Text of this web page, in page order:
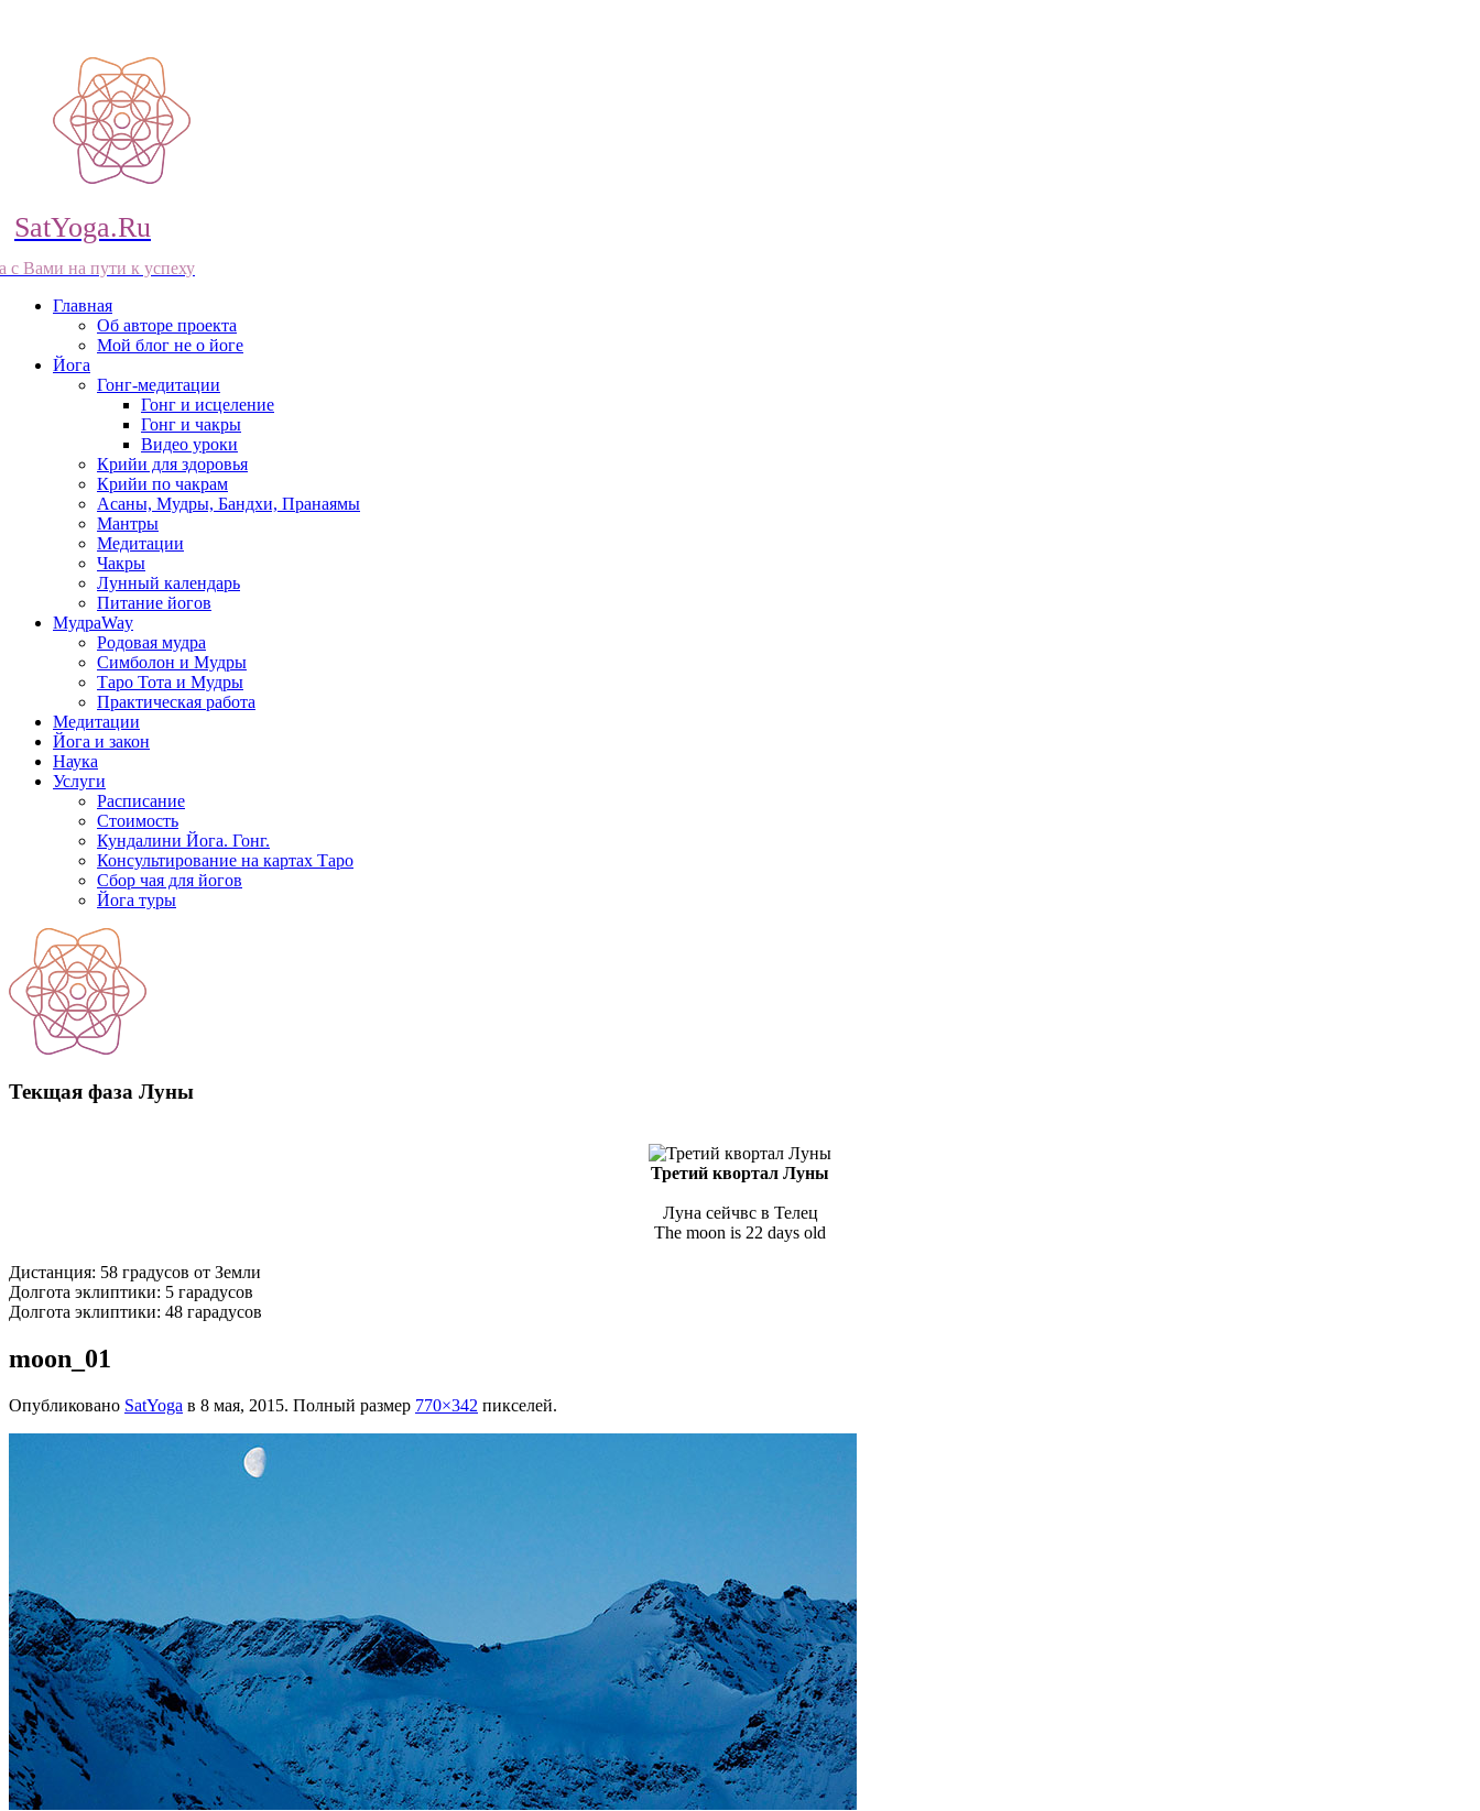
SatYoga.Ru
с Вами на пути к успеху
Главная
Об авторе проекта
Мой блог не о йоге
Йога
Гонг-медитации
Гонг и исцеление
Гонг и чакры
Видео уроки
Крийи для здоровья
Крийи по чакрам
Асаны, Мудры, Бандхи, Пранаямы
Мантры
Медитации
Чакры
Лунный календарь
Питание йогов
МудраWay
Родовая мудра
Симболон и Мудры
Таро Тота и Мудры
Практическая работа
Медитации
Йога и закон
Наука
Услуги
Расписание
Стоимость
Кундалини Йога. Гонг.
Консультирование на картах Таро
Сбор чая для йогов
Йога туры
Текщая фаза Луны
Третий квортал Луны
Луна сейчвс в Телец
The moon is 22 days old
Дистанция: 58 градусов от Земли
Долгота эклиптики: 5 гарадусов
Долгота эклиптики: 48 гарадусов
moon_01
Опубликовано SatYoga в 8 мая, 2015. Полный размер 770×342 пикселей.